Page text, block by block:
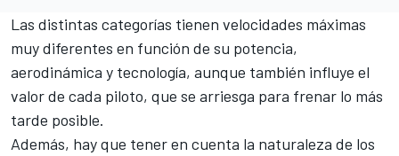
Las distintas categorías tienen velocidades máximas
muy diferentes en función de su potencia,
aerodinámica y tecnología, aunque también influye el
valor de cada piloto, que se arriesga para frenar lo más
tarde posible.
Además, hay que tener en cuenta la naturaleza de los